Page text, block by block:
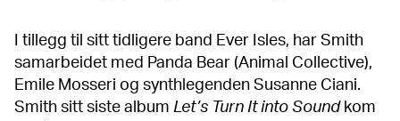
I tillegg til sitt tidligere band Ever Isles, har Smith
samarbeidet med Panda Bear (Animal Collective),
Emile Mosseri og synthlegenden Susanne Ciani.
Smith sitt siste album Let’s Turn It into Soundkom